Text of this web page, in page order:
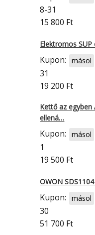
8-31
15 800 Ft
Elektromos
Kupon: másol
31
19 200 Ft
Kettő az egyben
ellená…
Kupon: másol
1
19 500 Ft
OWON
Kupon: másol
30
51 700 Ft